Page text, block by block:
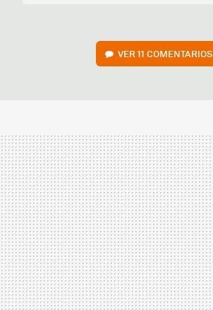
VER11 COMENTARIOS